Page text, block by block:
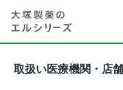
取扱い医療機関・店舗